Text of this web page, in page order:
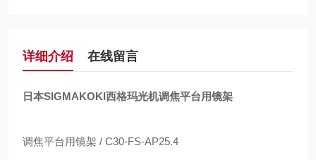
详细介绍 在线留言
日本SIGMAKOKI西格玛光机调焦平台用镜架
调焦平台用镜架 / C30-FS-AP25.4